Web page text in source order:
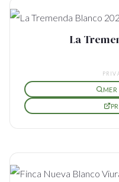
La